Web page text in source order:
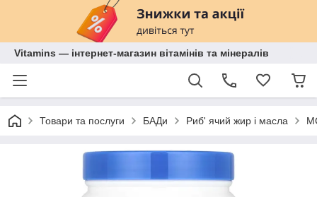
Vitamins — інтернет-магазин вітамінів та мінералів
Товари та послуги БАДи Риб' ячий жир і масла